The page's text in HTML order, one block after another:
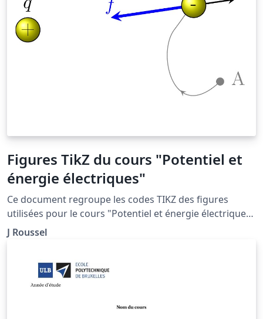
Figures TikZ du cours "Potentiel et
énergie électriques"
Ce document regroupe les codes TIKZ des figures
utilisées pour le cours "Potentiel et énergie électriques"
situé à la page http://femto-
physique.fr/electromagnetisme/potentiel_electrostatiq
J Roussel